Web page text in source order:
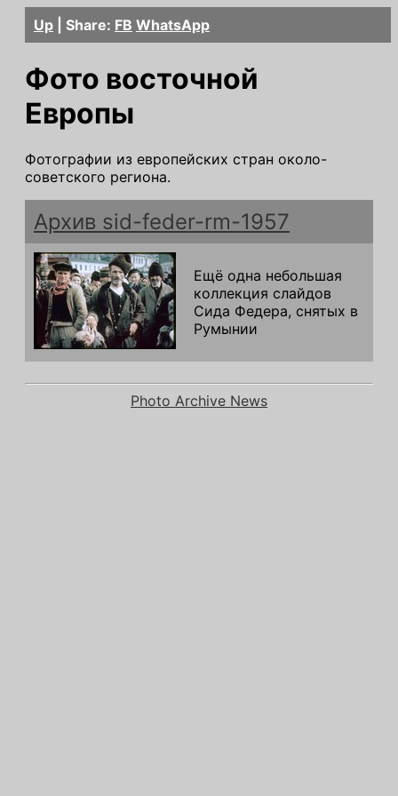
Up | Share: FB WhatsApp
Фото восточной
Европы
Фотографии из европейских стран около-
советского региона.
Архив sid-feder-rm-1957
Ещё одна небольшая
коллекция слайдов
Сида Федера, снятых в
Румынии
Photo Archive News